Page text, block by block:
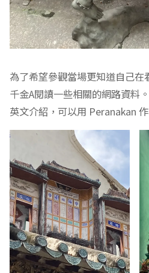
為了希望參觀當場更知道自己
千金A閱讀一些相關的網路資料
英文介紹，可以用 Peranakan